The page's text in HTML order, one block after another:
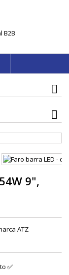
9",
ATZ
✅